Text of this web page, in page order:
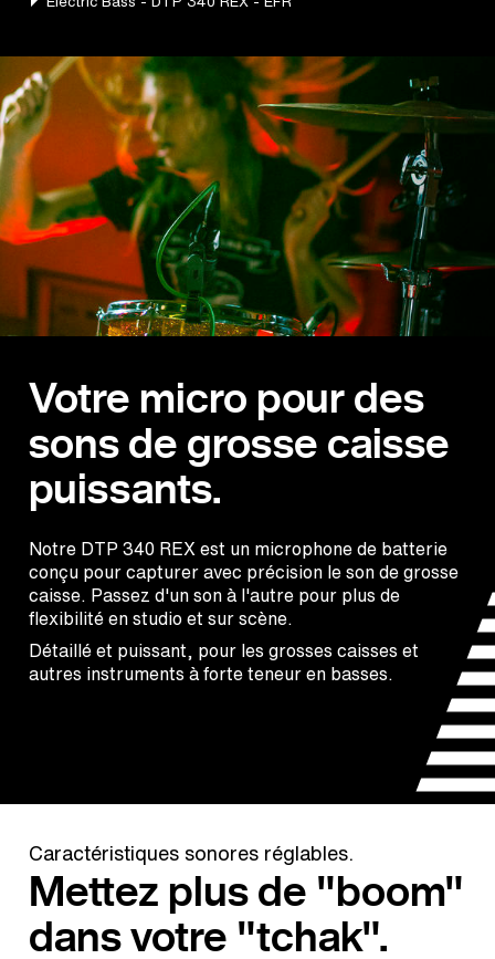
Votre micro pour des
sons de grosse caisse
puissants.
Notre DTP 340 REX est un microphone de batterie
conçu pour capturer avec précision le son de grosse
caisse. Passez d'un son à l'autre pour plus de
flexibilité en studio et sur scène.
Détaillé et puissant, pour les grosses caisses et
autres instruments à forte teneur en basses.
Caractéristiques sonores réglables.
Mettez plus de "boom"
dans votre "tchak".